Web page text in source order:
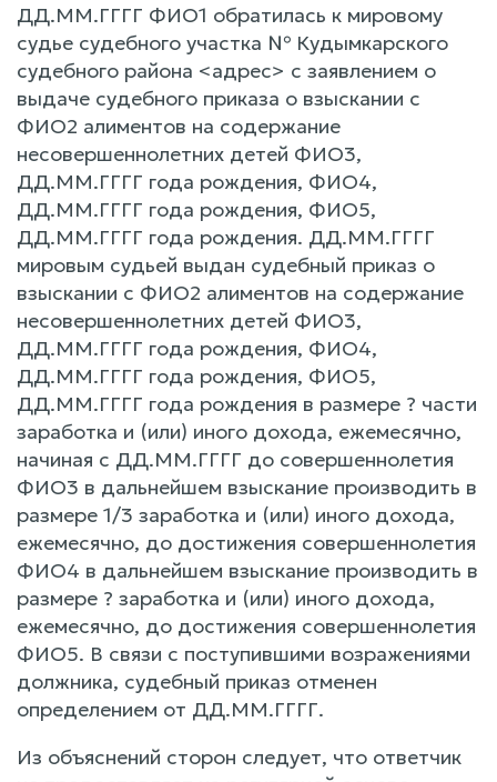
ДД.ММ.ГГГГ ФИО1 обратилась к мировому
судье судебного участка № Кудымкарского
судебного района <адрес> с заявлением о
выдаче судебного приказа о взыскании с
ФИО2 алиментов на содержание
несовершеннолетних детей ФИО3,
ДД.ММ.ГГГГ года рождения, ФИО4,
ДД.ММ.ГГГГ года рождения, ФИО5,
ДД.ММ.ГГГГ года рождения. ДД.ММ.ГГГГ
мировым судьей выдан судебный приказ о
взыскании с ФИО2 алиментов на содержание
несовершеннолетних детей ФИО3,
ДД.ММ.ГГГГ года рождения, ФИО4,
ДД.ММ.ГГГГ года рождения, ФИО5,
ДД.ММ.ГГГГ года рождения в размере ? части
заработка и (или) иного дохода, ежемесячно,
начиная с ДД.ММ.ГГГГ до совершеннолетия
ФИО3 в дальнейшем взыскание производить в
размере 1/3 заработка и (или) иного дохода,
ежемесячно, до достижения совершеннолетия
ФИО4 в дальнейшем взыскание производить в
размере ? заработка и (или) иного дохода,
ежемесячно, до достижения совершеннолетия
ФИО5. В связи с поступившими возражениями
должника, судебный приказ отменен
определением от ДД.ММ.ГГГГ.
Из объяснений сторон следует, что ответчик